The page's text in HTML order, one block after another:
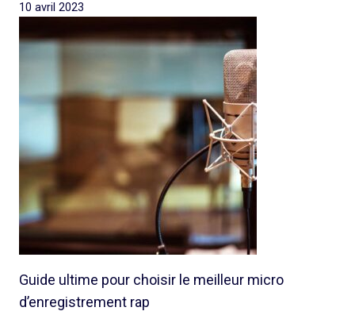
10 avril 2023
Guide ultime pour choisir le meilleur micro
d’enregistrement rap